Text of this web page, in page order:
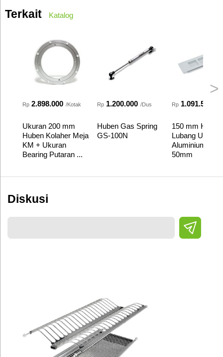
Terkait Katalog
>
Rp 2.898.000 /Kotak
Ukuran 200 mm
Huben Kolaher Meja
KM + Ukuran
Bearing Putaran ...
Rp 1.200.000 /Dus
Huben Gas Spring
GS-100N
Rp 1.091.520
150 mm Huben
Lubang Udara
Aluminium
50mm
Diskusi